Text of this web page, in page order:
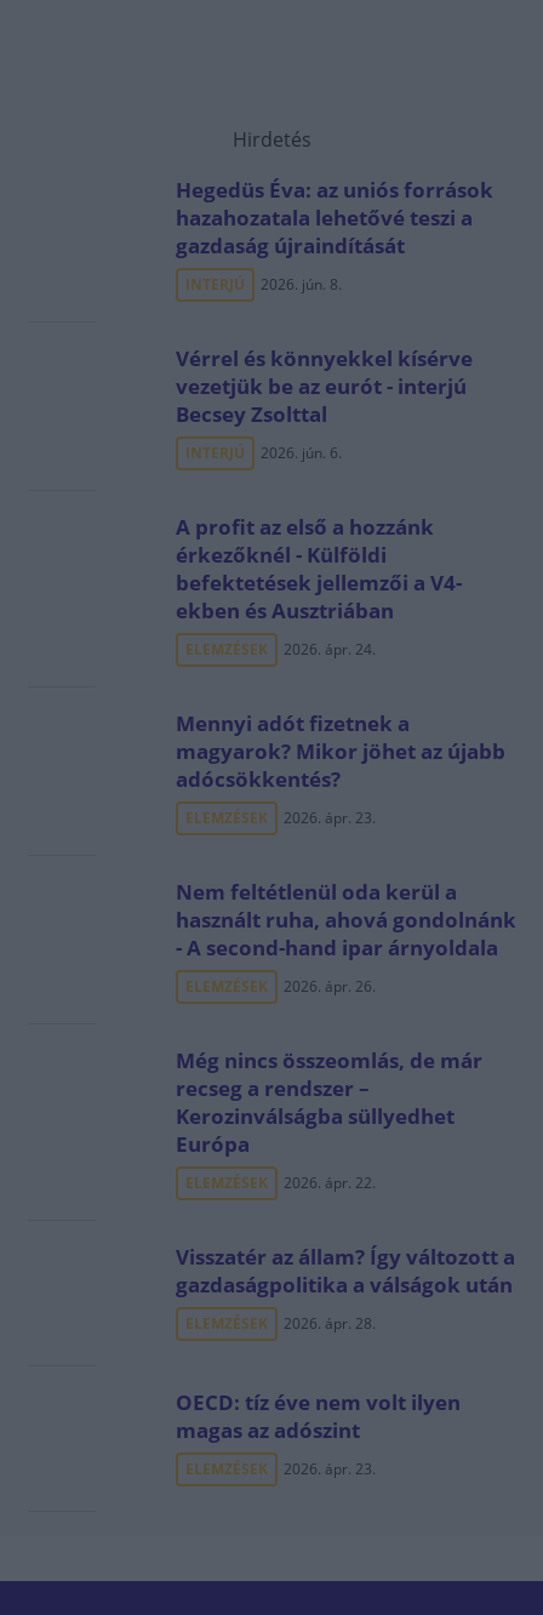
Hirdetés
Hegedüs Éva: az uniós források
hazahozatala lehetővé teszi a
gazdaság újraindítását
INTERJÚ 2026. jún. 8.
Vérrel és könnyekkel kísérve
vezetjük be az eurót - interjú
Becsey Zsolttal
INTERJÚ 2026. jún. 6.
A profit az első a hozzánk
érkezőknél - Külföldi
befektetések jellemzői a V4-
ekben és Ausztriában
ELEMZÉSEK 2026. ápr. 24.
Mennyi adót fizetnek a
magyarok? Mikor jöhet az újabb
adócsökkentés?
ELEMZÉSEK 2026. ápr. 23.
Nem feltétlenül oda kerül a
használt ruha, ahová gondolnánk
- A second-hand ipar árnyoldala
ELEMZÉSEK 2026. ápr. 26.
Még nincs összeomlás, de már
recseg a rendszer –
Kerozinválságba süllyedhet
Európa
ELEMZÉSEK 2026. ápr. 22.
Visszatér az állam? Így változott a
gazdaságpolitika a válságok után
ELEMZÉSEK 2026. ápr. 28.
OECD: tíz éve nem volt ilyen
magas az adószint
ELEMZÉSEK 2026. ápr. 23.